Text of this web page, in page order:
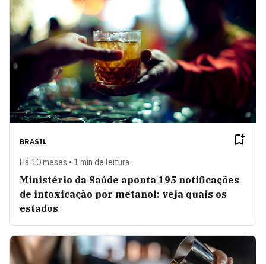
BRASIL
Há 10 meses • 1 min de leitura
Ministério da Saúde aponta 195 notificações
de intoxicação por metanol: veja quais os
estados